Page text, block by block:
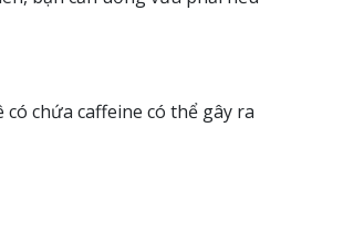
chứa caffeine có thể gây ra